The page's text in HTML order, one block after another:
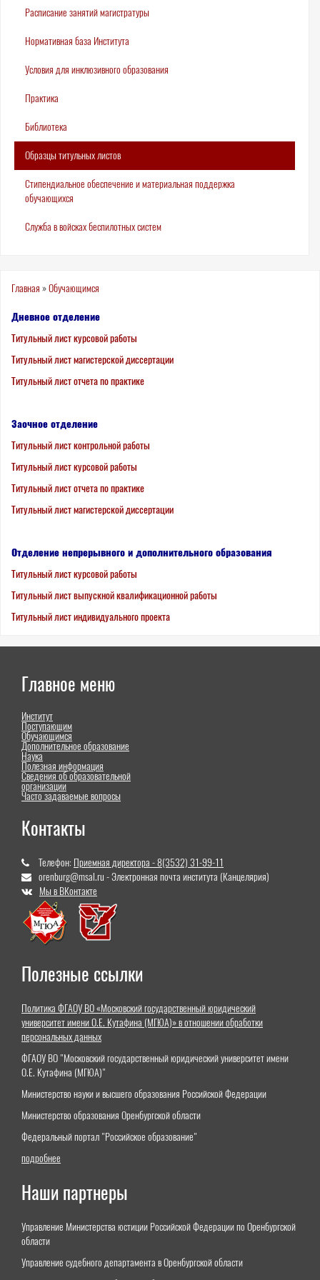
Расписание занятий магистратуры
Нормативная база Института
Условия для инклюзивного образования
Практика
Библиотека
Образцы титульных листов
Стипендиальное обеспечение и материальная поддержка
обучающихся
Служба в войсках беспилотных систем
Вы
здесь
Главная »Обучающимся
Дневное отделение
Титульный лист курсовой работы
Титульный лист магистерской диссертации
Титульный лист отчета по практике
Заочное отделение
Титульный лист контрольной работы
Титульный лист курсовой работы
Титульный лист отчета по практике
Титульный лист магистерской диссертации
Отделение непрерывного и дополнительного образования
Титульный лист курсовой работы
Титульный лист выпускной квалификационной работы
Титульный лист индивидуального проекта
Главное меню
Институт
Поступающим
Обучающимся
Дополнительное образование
Наука
Полезная информация
Сведения об образовательной
организации
Часто задаваемые вопросы
Контакты
Телефон: Приемная директора - 8(3532) 31-99-11
orenburg@msal.ru - Электронная почта института (Канцелярия)
Мы в ВКонтакте
Полезные ссылки
Политика ФГАОУ ВО «Московский государственный юридический
университет имени О.Е. Кутафина (МГЮА)» в отношении обработки
персональных данных
ФГАОУ ВО "Московский государственный юридический университет имени
О.Е. Кутафина (МГЮА)"
Министерство науки и высшего образования Российской Федерации
Министерство образования Оренбургской области
Федеральный портал "Российское образование"
подробнее
Наши партнеры
Управление Министерства юстиции Российской Федерации по Оренбургской
области
Управление судебного департамента в Оренбургской области